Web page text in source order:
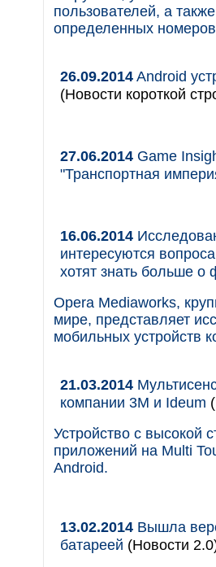
пользователей, а
определенных
26.09.2014Android
(Новости короткой
27.06.2014 Game
"Транспортная
16.06.2014
интересуются
хотят знать больше о
Opera Mediaworks,
мире, представляет
мобильных устройств
21.03.2014
компании 3М и Ideum
Устройство с высокой
приложений на Multi
Android.
13.02.2014 Вышла
батареей (Новости